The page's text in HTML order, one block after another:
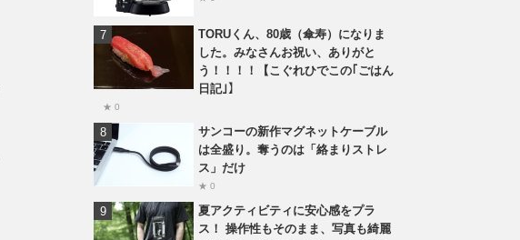
TORUくん、80歳（傘寿）になりま
した。みなさんお祝い、ありがと
う！！！！【こぐれひでこの｢ごはん
日記｣】
★ 0
サンコーの新作マグネットケーブル
は全盛り。奪うのは「絡まりストレ
ス」だけ
★ 0
夏アクティビティに安心感をプラ
ス！ 操作性もそのまま、写真も綺麗